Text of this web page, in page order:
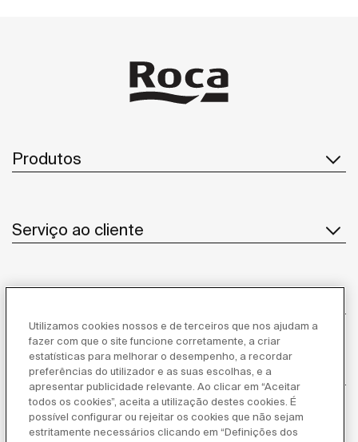
Produtos
Serviço ao cliente
Inspiração
Siga-nos
Utilizamos cookies nossos e de terceiros que nos ajudam a
fazer com que o site funcione corretamente, a criar
estatísticas para melhorar o desempenho, a recordar
preferências do utilizador e as suas escolhas, e a
apresentar publicidade relevante. Ao clicar em “Aceitar
todos os cookies”, aceita a utilização destes cookies. É
possível configurar ou rejeitar os cookies que não sejam
estritamente necessários clicando em “Definições dos